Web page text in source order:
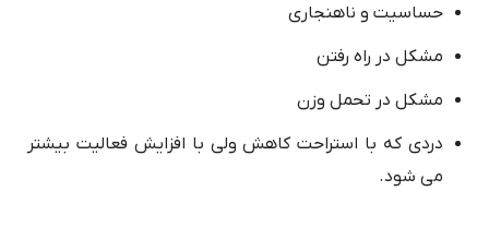
حساسیت و ناهنجاری
مشکل در راه رفتن
مشکل در تحمل وزن
دردی که با استراحت کاهش ولی با افزایش فعالیت بیشتر
می شود.